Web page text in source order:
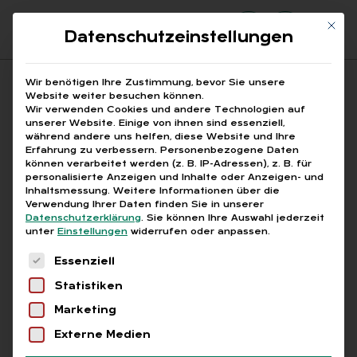
Suchfeld
Suchen
Breadcrumb-Navigation
STARTSEITE
BETRIEBLICHES INTERESSE WEITERBILDUNG
Alle Bei­trä­ge mit dem
Schlag­wort „be­trieb­li­
ches In­ter­es­se Wei­ter­
Mit
Datenschutzeinstellungen
Wir benötigen Ihre Zustimmung, bevor Sie unsere
Website weiter besuchen können.
Wir verwenden Cookies und andere Technologien auf
unserer Website. Einige von ihnen sind essenziell,
während andere uns helfen, diese Website und Ihre
Erfahrung zu verbessern. Personenbezogene Daten
können verarbeitet werden (z. B. IP-Adressen), z. B. für
personalisierte Anzeigen und Inhalte oder Anzeigen- und
Inhaltsmessung. Weitere Informationen über die
Verwendung Ihrer Daten finden Sie in unserer
Datenschutzerklärung. Sie können Ihre Auswahl jederzeit
unter Einstellungen widerrufen oder anpassen.
Es folgt eine Liste der Service-Gruppen, für
Essenziell
Statistiken
Marketing
Externe Medien